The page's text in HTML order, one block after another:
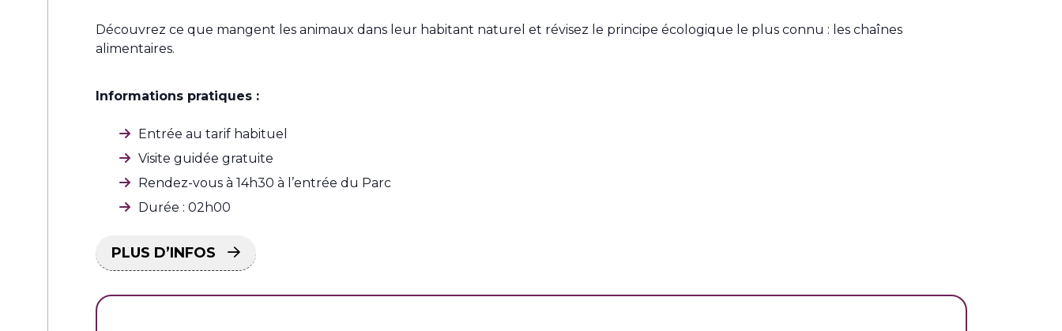
Découvrez ce que mangent les animaux dans leur habitant naturel et révisez le principe écologique le plus connu : les chaînes
alimentaires.
Informations pratiques :
Entrée au tarif habituel
Visite guidée gratuite
Rendez-vous à 14h30 à l’entrée du Parc
Durée : 02h00
PLUS D’INFOS